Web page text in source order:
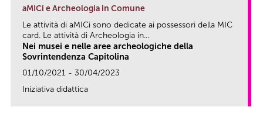
aMICi e Archeologia in Comune
Le attività di aMICi sono dedicate ai possessori della MIC
card. Le attività di Archeologia in...
Nei musei e nelle aree archeologiche della
Sovrintendenza Capitolina
01/10/2021 - 30/04/2023
Iniziativa didattica